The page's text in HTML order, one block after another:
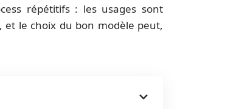
répétitifs : les usages sont
et le choix du bon modèle peut,